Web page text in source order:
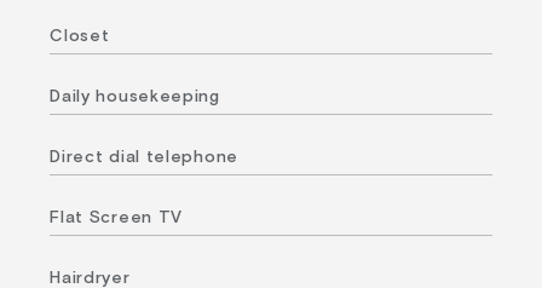
Closet
Daily housekeeping
Direct dial telephone
Flat Screen TV
Hairdryer